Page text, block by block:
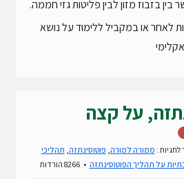
בזבוז מזון לבין פליטות גזי חממה.
לאחר או במקביל ללימוד על נושא
על קצה
לתגיות : ממורה למורה, פוטוסינתזה, תהליכי
על תהליך הפוטוסינתזה